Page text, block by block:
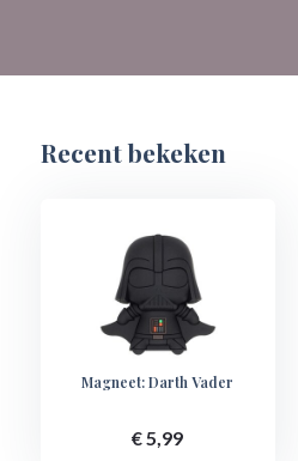
Recent bekeken
Magneet: Darth Vader
€ 5,99